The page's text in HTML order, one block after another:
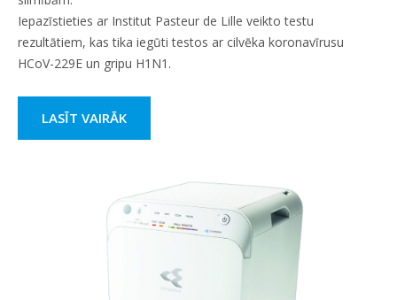
Iepazīstieties ar Institut Pasteur de Lille veikto testu
rezultātiem, kas tika iegūti testos ar cilvēka koronavīrusu
HCoV-229E un gripu H1N1.
LASĪT VAIRĀK